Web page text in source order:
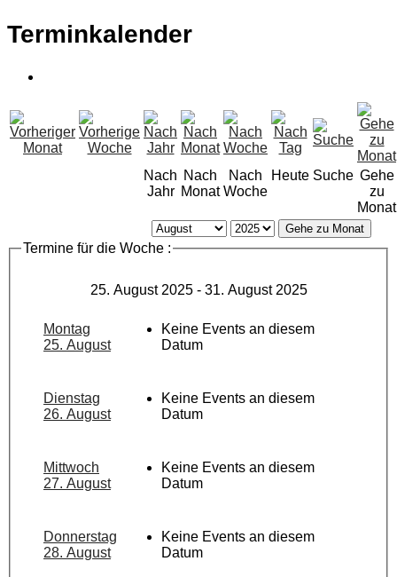
Terminkalender
Nach
Jahr
Nach
Monat
Nach
Woche
Heute Suche Gehe
zu
Monat
Gehe zu Monat
Termine für die Woche :
25. August 2025 - 31. August 2025
Montag
25. August
Keine Events an diesem
Datum
Dienstag
26. August
Keine Events an diesem
Datum
Mittwoch
27. August
Keine Events an diesem
Datum
Donnerstag
28. August
Keine Events an diesem
Datum